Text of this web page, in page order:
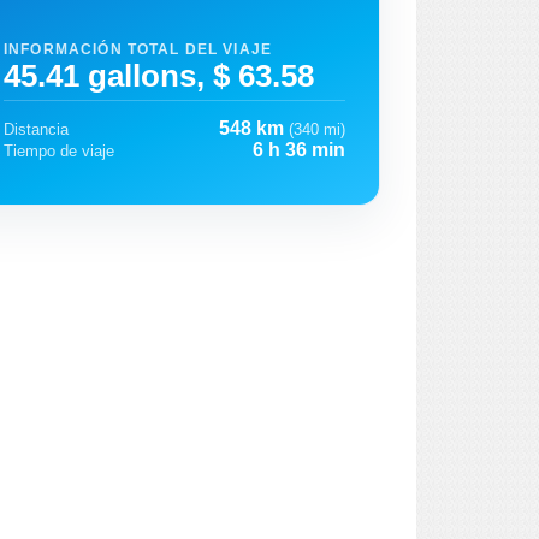
INFORMACIÓN TOTAL DEL VIAJE
45.41 gallons, $ 63.58
Distancia 548 km (340 mi)
Tiempo de viaje
6 h 36 min